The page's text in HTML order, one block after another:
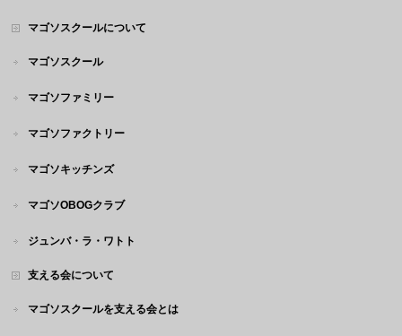
マゴソスクールについて
マゴソスクール
マゴソファミリー
マゴソファクトリー
マゴソキッチンズ
マゴソOBOGクラブ
ジュンバ・ラ・ワトト
支える会について
マゴソスクールを支える会とは